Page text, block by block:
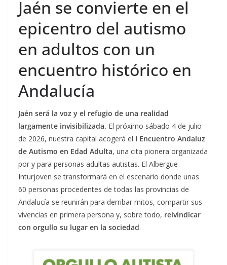
Jaén se convierte en el
epicentro del autismo
en adultos con un
encuentro histórico en
Andalucía
Jaén será la voz y el refugio de una realidad
largamente invisibilizada. El próximo sábado 4 de julio
de 2026, nuestra capital acogerá el I Encuentro Andaluz
de Autismo en Edad Adulta, una cita pionera organizada
por y para personas adultas autistas. El Albergue
Inturjoven se transformará en el escenario donde unas
60 personas procedentes de todas las provincias de
Andalucía se reunirán para derribar mitos, compartir sus
vivencias en primera persona y, sobre todo, reivindicar
con orgullo su lugar en la sociedad.